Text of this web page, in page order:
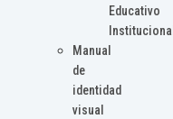
Educativo
Institucional
Manual
de
identidad
visual